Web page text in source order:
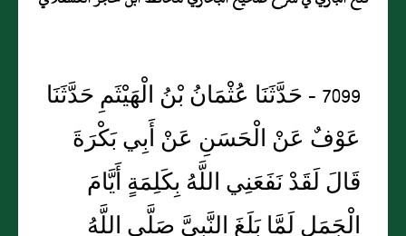
7099 - حَدَّثَنَا عُثْمَانُ بْنُ الْهَيْثَمِ حَدَّثَنَا
عَوْفٌ عَنْ الْحَسَنِ عَنْ أَبِي بَكْرَةَ
قَالَ لَقَدْ نَفَعَنِي اللَّهُ بِكَلِمَةٍ أَيَّامَ
الْجَمَلِ لَمَّا بَلَغَ النَّبِيَّ صَلَّى اللَّهُ